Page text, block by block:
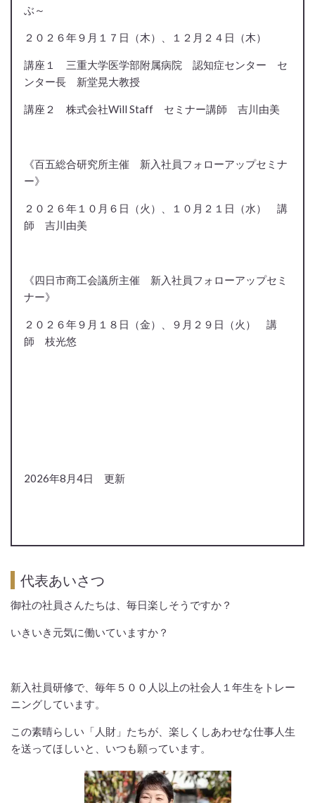
ぶ～
２０２６年９月１７日（木）、１２月２４日（木）
講座１ 三重大学医学部附属病院 認知症センター セ
ンター長 新堂晃大教授
講座２ 株式会社Will Staff セミナー講師 吉川由美
《百五総合研究所主催 新入社員フォローアップセミナ
ー》
２０２６年１０月６日（火）、１０月２１日（水） 講
師 吉川由美
《四日市商工会議所主催 新入社員フォローアップセミ
ナー》
２０２６年９月１８日（金）、９月２９日（火） 講
師 枝光悠
2026年8月4日 更新
代表あいさつ
御社の社員さんたちは、毎日楽しそうですか？
いきいき元気に働いていますか？
新入社員研修で、毎年５００人以上の社会人１年生をトレー
ニングしています。
この素晴らしい「人財」たちが、楽しくしあわせな仕事人生
を送ってほしいと、いつも願っています。